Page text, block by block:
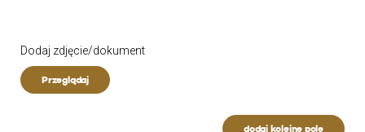
Dodaj zdjęcie/dokument
Przeglądaj
dodaj kolejne pole